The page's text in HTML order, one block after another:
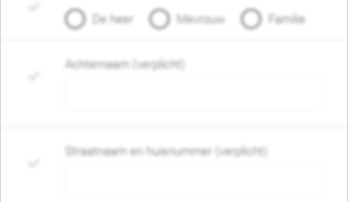
De heer
Mevrouw Familie
Achternaam (verplicht)
Straatnaam en huisnummer (verplicht)